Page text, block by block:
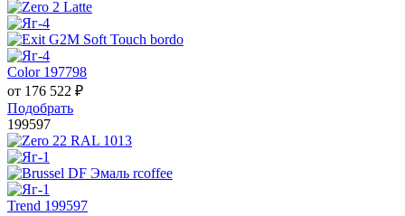
Color 197798
от 176 522 ₽
Подобрать
199597
Trend 199597